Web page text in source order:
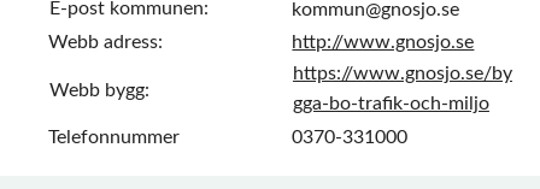
E-post kommunen:
Webb adress:
Webb bygg:
Telefonnummer
kommun@gnosjo.se
http://www.gnosjo.se
https://www.gnosjo.se/by
gga-bo-trafik-och-miljo
0370-331000